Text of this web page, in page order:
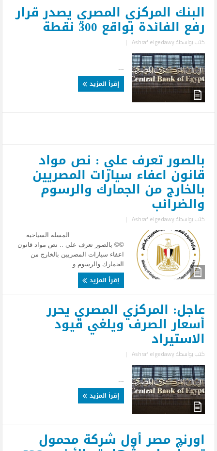
البنك المركزي المصري يصدر قرار
رفع الفائدة بواقع 300 نقطة
كتب بواسطةAshraf elgedawy
|
إقرأ المزيد
بالصور تعرف علي : نص مواد
قانون اعفاء سيارات المصريين
بالخارج من الجمارك والرسوم
والضرائب
كتب بواسطةAshraf elgedawy
|
المسلة السياحية
©© بالصور تعرف علي .. نص مواد قانون
اعفاء سيارات المصريين بالخارج من
الجمارك والرسوم و ...
إقرأ المزيد
عاجل: المركزي المصري يحرر
أسعار الصرف ويلغي قيود
الاستيراد
كتب بواسطةAshraf elgedawy
|
إقرأ المزيد
اورنچ مصر أول شركة محمول